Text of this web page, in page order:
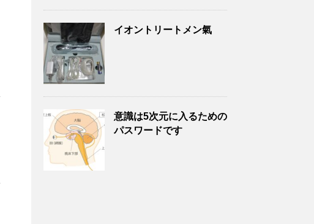
イオントリートメン氣
意識は5次元に入るための
パスワードです